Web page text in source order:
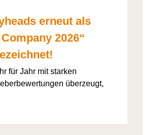
erneut als
Company 2026“
für Jahr mit starken
überzeugt,